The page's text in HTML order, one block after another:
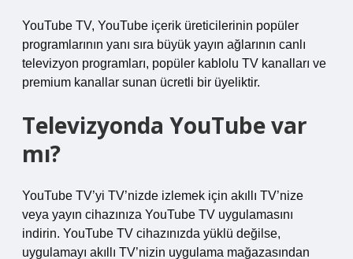
YouTube TV, YouTube içerik üreticilerinin popüler
programlarının yanı sıra büyük yayın ağlarının canlı
televizyon programları, popüler kablolu TV kanalları ve
premium kanallar sunan ücretli bir üyeliktir.
Televizyonda YouTube var
mı?
YouTube TV’yi TV’nizde izlemek için akıllı TV’nize
veya yayın cihazınıza YouTube TV uygulamasını
indirin. YouTube TV cihazınızda yüklü değilse,
uygulamayı akıllı TV’nizin uygulama mağazasından